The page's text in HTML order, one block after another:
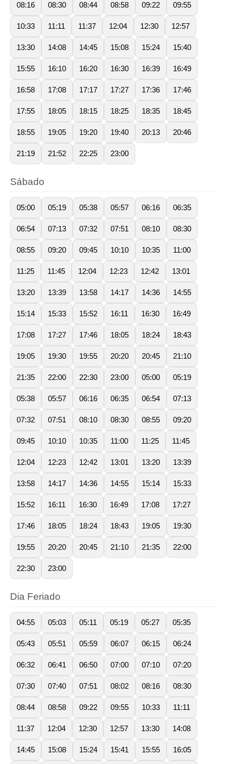
08:16 08:30 08:44 08:58 09:22 09:55
10:33 11:11 11:37 12:04 12:30 12:57
13:30 14:08 14:45 15:08 15:24 15:40
15:55 16:10 16:20 16:30 16:39 16:49
16:58 17:08 17:17 17:27 17:36 17:46
17:55 18:05 18:15 18:25 18:35 18:45
18:55 19:05 19:20 19:40 20:13 20:46
21:19 21:52 22:25 23:00
Sábado
05:00 05:19 05:38 05:57 06:16 06:35
06:54 07:13 07:32 07:51 08:10 08:30
08:55 09:20 09:45 10:10 10:35 11:00
11:25 11:45 12:04 12:23 12:42 13:01
13:20 13:39 13:58 14:17 14:36 14:55
15:14 15:33 15:52 16:11 16:30 16:49
17:08 17:27 17:46 18:05 18:24 18:43
19:05 19:30 19:55 20:20 20:45 21:10
21:35 22:00 22:30 23:00 05:00 05:19
05:38 05:57 06:16 06:35 06:54 07:13
07:32 07:51 08:10 08:30 08:55 09:20
09:45 10:10 10:35 11:00 11:25 11:45
12:04 12:23 12:42 13:01 13:20 13:39
13:58 14:17 14:36 14:55 15:14 15:33
15:52 16:11 16:30 16:49 17:08 17:27
17:46 18:05 18:24 18:43 19:05 19:30
19:55 20:20 20:45 21:10 21:35 22:00
22:30 23:00
Dia Feriado
04:55 05:03 05:11 05:19 05:27 05:35
05:43 05:51 05:59 06:07 06:15 06:24
06:32 06:41 06:50 07:00 07:10 07:20
07:30 07:40 07:51 08:02 08:16 08:30
08:44 08:58 09:22 09:55 10:33 11:11
11:37 12:04 12:30 12:57 13:30 14:08
14:45 15:08 15:24 15:41 15:55 16:05